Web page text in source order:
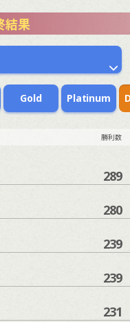
結果
Gold Platinum
勝利数
289
280
239
239
231